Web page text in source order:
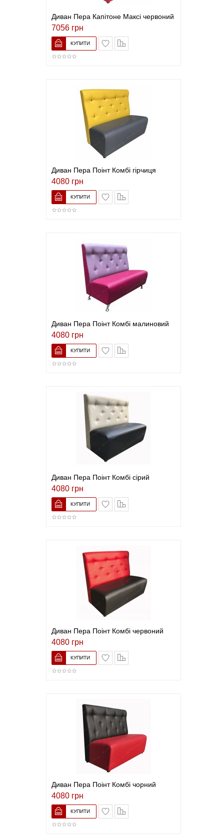
Диван Пера Капітоне Максі червоний
7056 грн
В закладки
Диван Пера Поінт Комбі гірчиця
4080 грн
В закладки
Диван Пера Поінт Комбі малиновий
4080 грн
В закладки
Диван Пера Поінт Комбі сірий
4080 грн
В закладки
Диван Пера Поінт Комбі червоний
4080 грн
В закладки
Диван Пера Поінт Комбі чорний
4080 грн
В закладки